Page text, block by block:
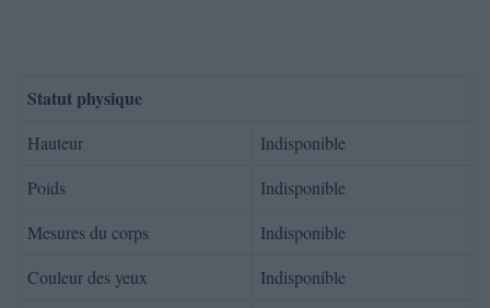
Statut physique
Hauteur
Indisponible
Poids
Indisponible
Mesures du corps
Indisponible
Couleur des yeux
Indisponible